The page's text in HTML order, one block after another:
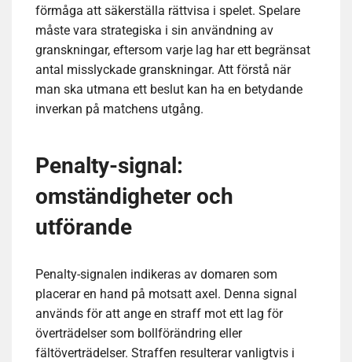
förmåga att säkerställa rättvisa i spelet. Spelare
måste vara strategiska i sin användning av
granskningar, eftersom varje lag har ett begränsat
antal misslyckade granskningar. Att förstå när
man ska utmana ett beslut kan ha en betydande
inverkan på matchens utgång.
Penalty-signal:
omständigheter och
utförande
Penalty-signalen indikeras av domaren som
placerar en hand på motsatt axel. Denna signal
används för att ange en straff mot ett lag för
överträdelser som bollförändring eller
fältöverträdelser. Straffen resulterar vanligtvis i